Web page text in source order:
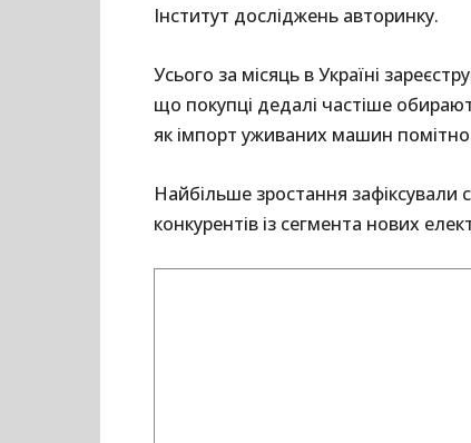
Інститут досліджень авторинку.
Усього за місяць в Україні
що покупці дедалі частіше
як імпорт уживаних машин
Найбільше зростання зафіксували
конкурентів із сегмента нових